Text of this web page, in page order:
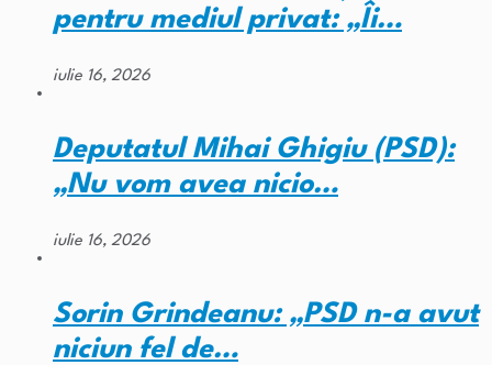
pentru mediul privat: „Îi…
iulie 16, 2026
Deputatul Mihai Ghigiu (PSD):
„Nu vom avea nicio…
iulie 16, 2026
Sorin Grindeanu: „PSD n-a avut
niciun fel de…